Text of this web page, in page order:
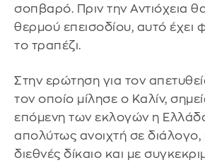
σοπβαρό. Πριν την Αντιόχεια
θερμού επεισοδίου, αυτό έχει
το τραπέζι.
Στην ερώτηση για τον
τον οποίο μίλησε ο Καλίν,
επόμενη των εκλογών η Ελλάδα
απολύτως ανοιχτή σε διάλογο,
διεθνές δίκαιο και με